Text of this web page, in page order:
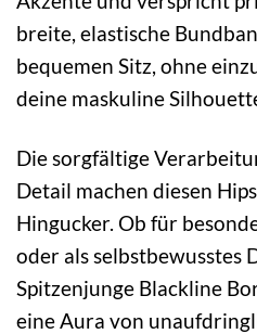
breite, elastische
bequemen Sitz, ohne
deine maskuline
Die sorgfältige
Detail machen diesen
Hingucker. Ob für
oder als selbstbewusstes
Spitzenjunge Blackline
eine Aura von